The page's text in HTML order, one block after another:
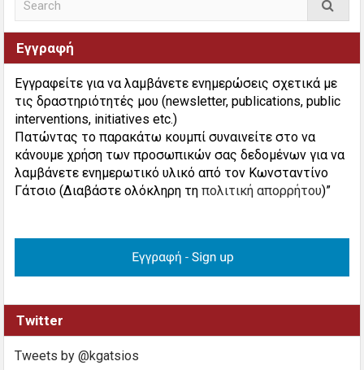
Εγγραφή
Εγγραφείτε για να λαμβάνετε ενημερώσεις σχετικά με
τις δραστηριότητές μου (newsletter, publications, public
interventions, initiatives etc.)
Πατώντας το παρακάτω κουμπί συναινείτε στο να
κάνουμε χρήση των προσωπικών σας δεδομένων για να
λαμβάνετε ενημερωτικό υλικό από τον Κωνσταντίνο
Γάτσιο (Διαβάστε ολόκληρη τηπολιτική απορρήτου)”
Twitter
Tweets by @kgatsios